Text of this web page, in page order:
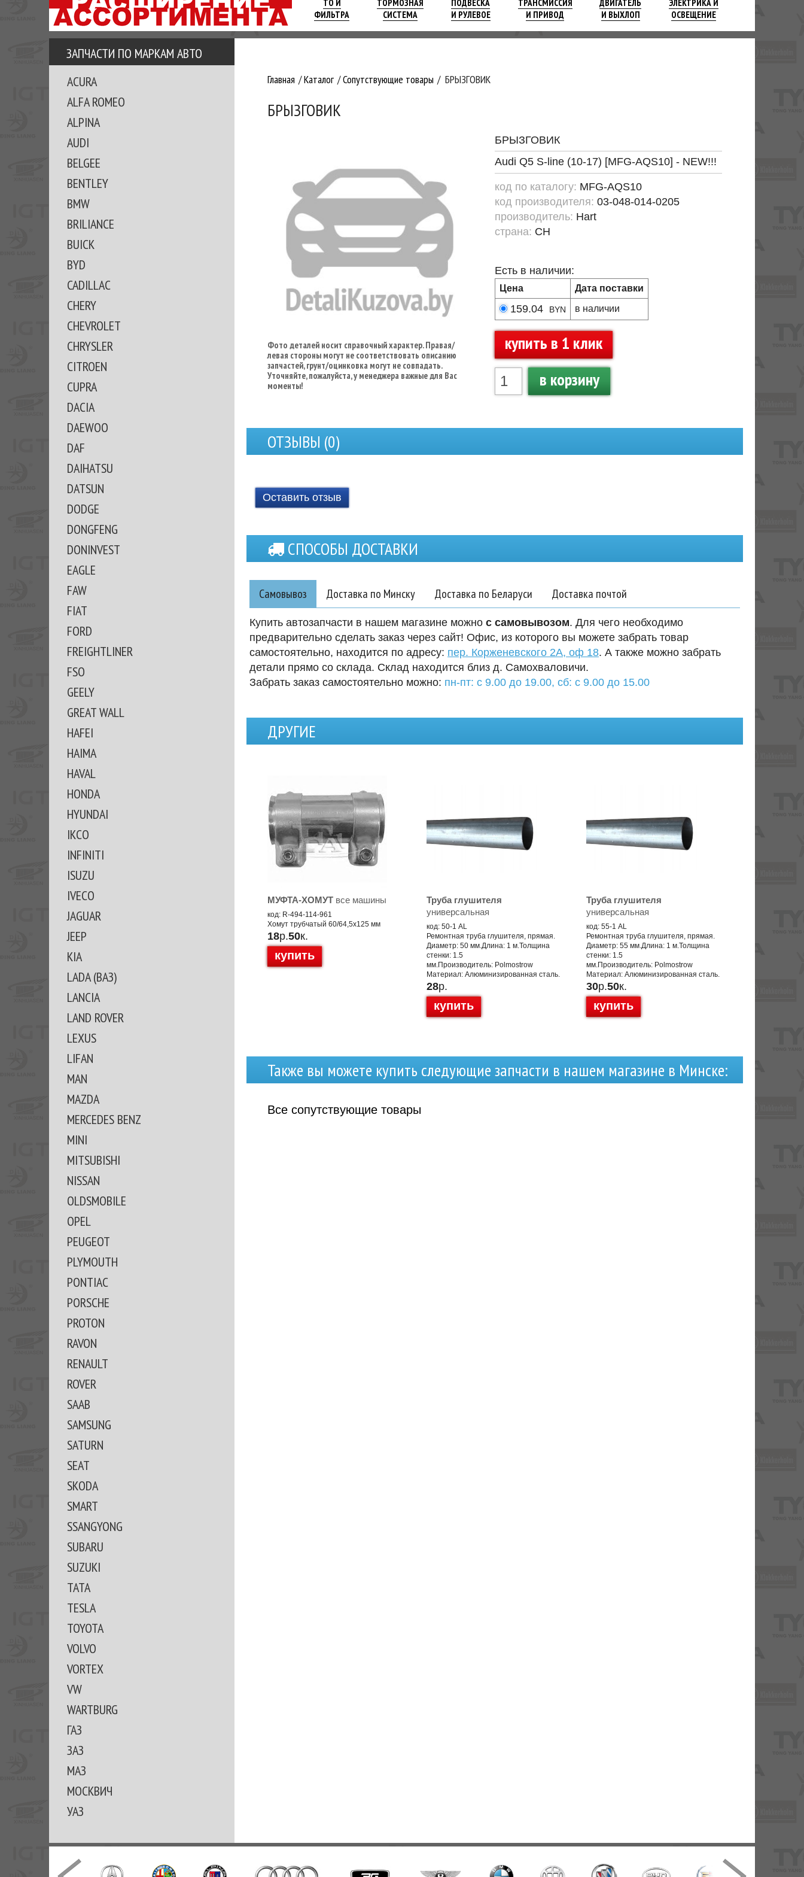
ТО И
ФИЛЬТРА
ТОРМОЗНАЯ
СИСТЕМА
ПОДВЕСКА
И РУЛЕВОЕ
ТРАНСМИССИЯ
И ПРИВОД
ДВИГАТЕЛЬ
И ВЫХЛОП
ЭЛЕКТРИКА И
ОСВЕЩЕНИЕ
ЗАПЧАСТИ ПО МАРКАМ АВТО
ACURA
ALFA ROMEO
ALPINA
AUDI
BELGEE
BENTLEY
BMW
BRILIANCE
BUICK
BYD
CADILLAC
CHERY
CHEVROLET
CHRYSLER
CITROEN
CUPRA
DACIA
DAEWOO
DAF
DAIHATSU
DATSUN
DODGE
DONGFENG
DONINVEST
EAGLE
FAW
FIAT
FORD
FREIGHTLINER
FSO
GEELY
GREAT WALL
HAFEI
HAIMA
HAVAL
HONDA
HYUNDAI
IKCO
INFINITI
ISUZU
IVECO
JAGUAR
JEEP
KIA
LADA (ВАЗ)
LANCIA
LAND ROVER
LEXUS
LIFAN
MAN
MAZDA
MERCEDES BENZ
MINI
MITSUBISHI
NISSAN
OLDSMOBILE
OPEL
PEUGEOT
PLYMOUTH
PONTIAC
PORSCHE
PROTON
RAVON
RENAULT
ROVER
SAAB
SAMSUNG
SATURN
SEAT
SKODA
SMART
SSANGYONG
SUBARU
SUZUKI
TATA
TESLA
TOYOTA
VOLVO
VORTEX
VW
WARTBURG
ГАЗ
ЗАЗ
МАЗ
МОСКВИЧ
УАЗ
Главная Каталог Сопутствующие товары БРЫЗГОВИК
БРЫЗГОВИК
Фото деталей носит справочный характер. Правая/
левая стороны могут не соответствовать описанию
запчастей, грунт/оцинковка могут не совпадать.
Уточняйте, пожалуйста, у менеджера важные для Вас
моменты!
БРЫЗГОВИК
Audi Q5 S-line (10-17) [MFG-AQS10] - NEW!!!
код по каталогу: MFG-AQS10
код производителя: 03-048-014-0205
производитель: Hart
страна: CH
Есть в наличии:
Цена Дата поставки
159.04 BYN в наличии
купить в 1 клик
в корзину
ОТЗЫВЫ (0)
Оставить отзыв
СПОСОБЫ ДОСТАВКИ
Самовывоз Доставка по Минску Доставка по Беларуси Доставка почтой
Купить автозапчасти в нашем магазине можно с самовывозом. Для чего необходимо
предварительно сделать заказ через сайт! Офис, из которого вы можете забрать товар
самостоятельно, находится по адресу: пер. Корженевского 2А, оф 18. А также можно забрать
детали прямо со склада. Склад находится близ д. Самохваловичи.
Забрать заказ самостоятельно можно: пн-пт: с 9.00 до 19.00, сб: с 9.00 до 15.00
ДРУГИЕ
МУФТА-ХОМУТ все машины
код: R-494-114-961
Хомут трубчатый 60/64,5x125 мм
18р.50к.
купить
Труба глушителя
универсальная
код: 50-1 AL
Ремонтная труба глушителя, прямая.
Диаметр: 50 мм.Длина: 1 м.Толщина
стенки: 1.5
мм.Производитель: Polmostrow
Материал: Алюминизированная сталь.
28р.
купить
Труба глушителя
универсальная
код: 55-1 AL
Ремонтная труба глушителя, прямая.
Диаметр: 55 мм.Длина: 1 м.Толщина
стенки: 1.5
мм.Производитель: Polmostrow
Материал: Алюминизированная сталь.
30р.50к.
купить
Также вы можете купить следующие запчасти в нашем магазине в Минске:
Все сопутствующие товары